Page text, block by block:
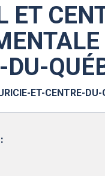
ET
DU-
ET-CENTRE-